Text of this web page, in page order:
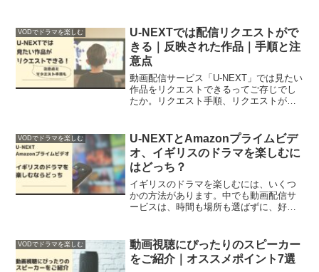
VODでドラマを楽しむ
U-NEXTでは配信リクエストがで
きる｜反映された作品｜手順と注
意点
動画配信サービス「U-NEXT」では見たい
作品をリクエストできるってご存じでし
たか。リクエスト手順、リクエストが反
VODでドラマを楽しむ
U-NEXTとAmazonプライムビデ
オ、イギリスのドラマを楽しむに
はどっち？
イギリスのドラマを楽しむには、いくつ
かの方法があります。中でも動画配信サ
ービスは、時間も場所も選ばずに、好き
た。
VODでドラマを楽しむ
動画視聴にぴったりのスピーカー
をご紹介｜オススメポイント7選